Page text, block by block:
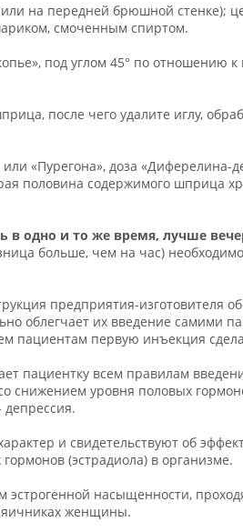
на передней брюшной стенке);
смоченным спиртом.
под углом 45° по отношению
после чего удалите иглу,
«Пурегона», доза
половина содержимого шприца
в одно и то же время, лучше
больше, чем на час)
предприятия-изготовителя
облегчает их введение самими
пациентам первую инъекция
пациентку всем правилам
снижением уровня половых
и свидетельствуют об
(эстрадиола) в организме.
насыщенности,
яичниках женщины.